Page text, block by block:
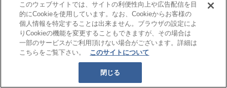
インターンシップ・オープンカンパニーのコンテンツ
企画・製作および、効果的なプロモーション設計を行
います。
このウェブサイトでは、サイトの利便性向上や広告配信を目
的にCookieを使用しています。なお、Cookieからお客様の
個人情報を特定することは出来ません。ブラウザの設定によ
りCookieの機能を変更することもできますが、その場合は
一部のサービスがご利用頂けない場合がございます。詳細は
こちらをご覧下さい。
このサイトについて
閉じる